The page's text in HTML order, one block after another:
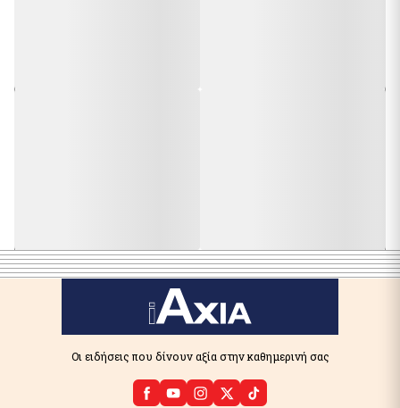
Οι ειδήσεις που δίνουν αξία στην καθημερινή σας